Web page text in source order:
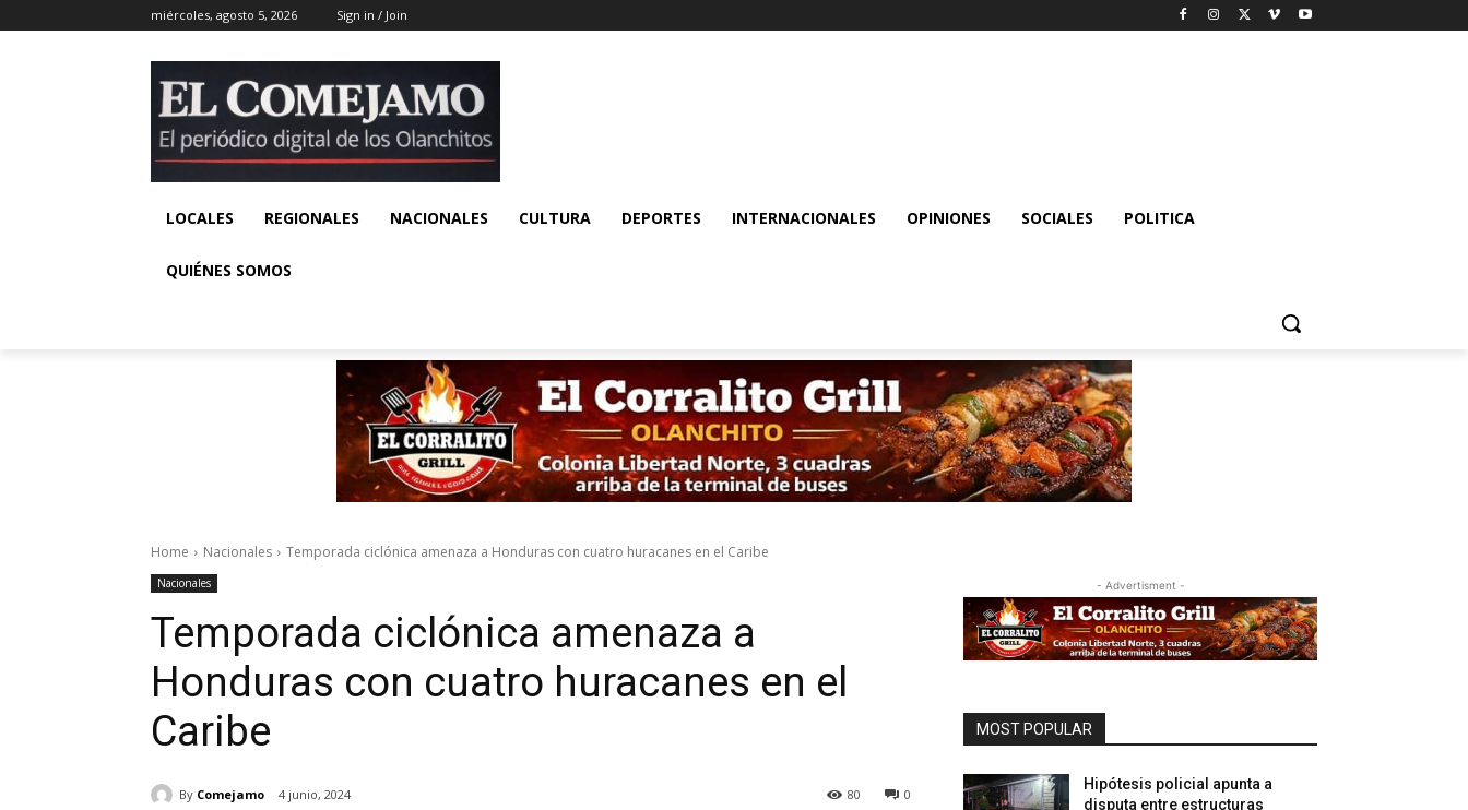
miércoles, agosto 5, 2026 Sign in / Join
LOCALES REGIONALES NACIONALES CULTURA DEPORTES INTERNACIONALES OPINIONES SOCIALES POLITICA
QUIÉNES SOMOS
Home Nacionales Temporada ciclónica amenaza a Honduras con cuatro huracanes en el Caribe
Nacionales
Temporada ciclónica amenaza a
Honduras con cuatro huracanes en el
Caribe
By Comejamo 4 junio, 2024 0
80
- Advertisment -
MOST POPULAR
Hipótesis policial apunta a
disputa entre estructuras